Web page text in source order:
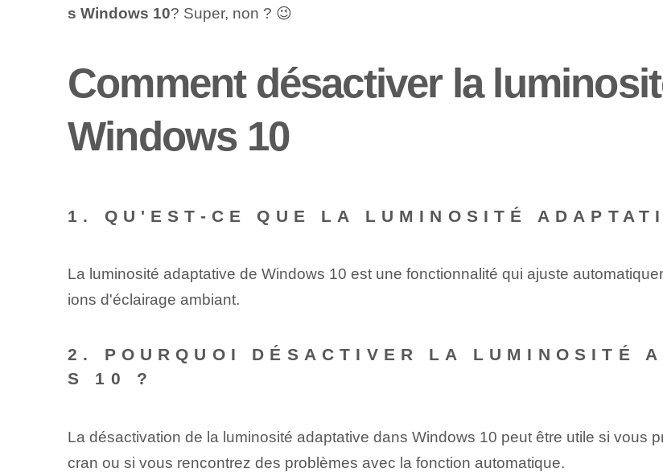
s Windows⁢ 10? Super, non ? 😉
Comment désactiver la
Windows 10
1. QU'EST-CE QUE LA LUMINOSITÉ
La luminosité adaptative de Windows 10 est une fonctionnalité qui ajuste
ions d'éclairage ambiant.
2. POURQUOI DÉSACTIVER LA LUMINOSITÉ
S 10 ?
La désactivation de la luminosité adaptative dans Windows 10 peut être utile si vous
cran ou si vous rencontrez des problèmes avec la fonction automatique.